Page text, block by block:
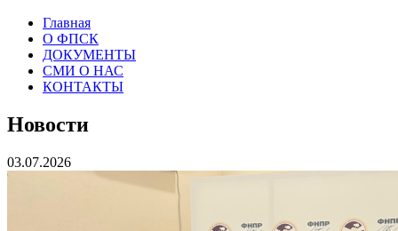
Главная
О ФПСК
ДОКУМЕНТЫ
СМИ О НАС
КОНТАКТЫ
Новости
03.07.2026